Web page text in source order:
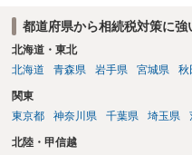
相続財産とは別枠で、遺留分対
因贈与 「介護・見守り等を条件
不履行なら無効にでき、老後の
を設定。 などがあり得るかと思
都道府県から相続税対策に強
北海道・東北
北海道
青森県 岩手県 宮城県 秋
関東
東京都
神奈川県 千葉県 埼玉県
北陸・甲信越